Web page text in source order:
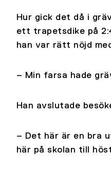
Hur gick det då i
ett trapetsdike på
han var rätt nöjd
– Min farsa hade
Han avslutade
– Det här är en bra
här på skolan till